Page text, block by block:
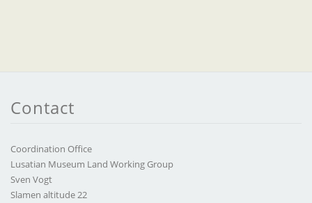
Contact
Coordination Office
Lusatian Museum Land Working Group
Sven Vogt
Slamen altitude 22